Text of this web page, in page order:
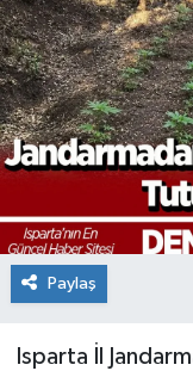
Paylaş
Isparta İl